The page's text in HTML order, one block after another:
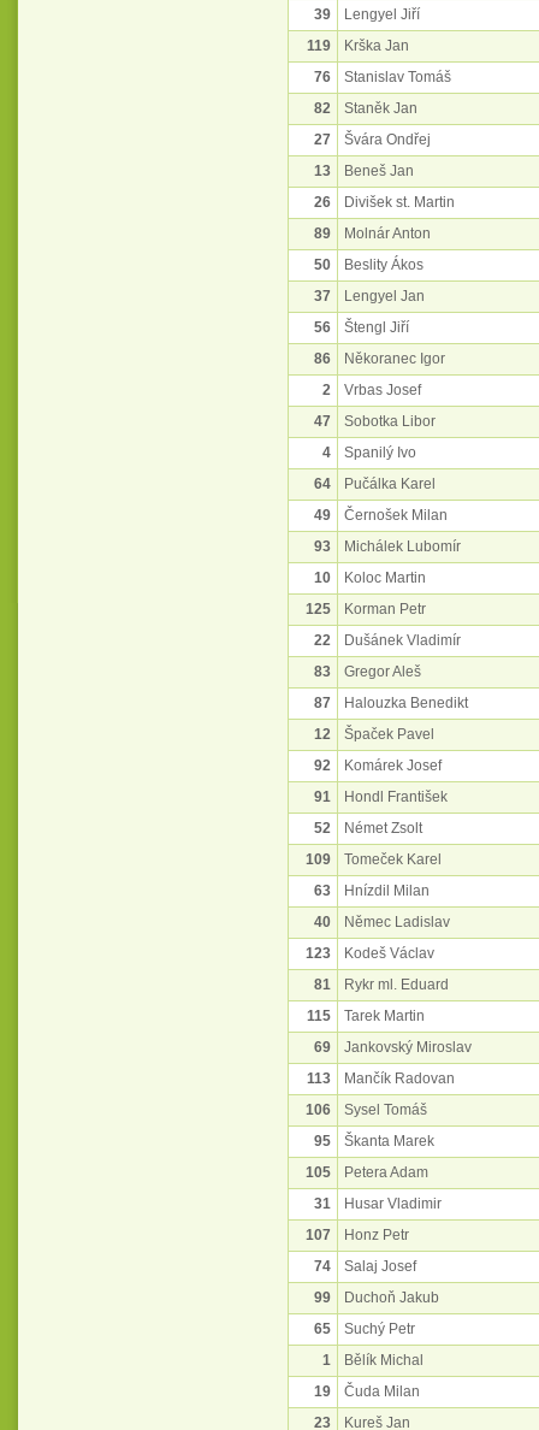
39
Lengyel Jiří
119
Krška Jan
76
Stanislav Tomáš
82
Staněk Jan
27
Švára Ondřej
13
Beneš Jan
26
Divišek st. Martin
89
Molnár Anton
50
Beslity Ákos
37
Lengyel Jan
56
Štengl Jiří
86
Někoranec Igor
2
Vrbas Josef
47
Sobotka Libor
4
Spanilý Ivo
64
Pučálka Karel
49
Černošek Milan
93
Michálek Lubomír
10
Koloc Martin
125
Korman Petr
22
Dušánek Vladimír
83
Gregor Aleš
87
Halouzka Benedikt
12
Špaček Pavel
92
Komárek Josef
91
Hondl František
52
Német Zsolt
109
Tomeček Karel
63
Hnízdil Milan
40
Němec Ladislav
123
Kodeš Václav
81
Rykr ml. Eduard
115
Tarek Martin
69
Jankovský Miroslav
113
Mančík Radovan
106
Sysel Tomáš
95
Škanta Marek
105
Petera Adam
31
Husar Vladimir
107
Honz Petr
74
Salaj Josef
99
Duchoň Jakub
65
Suchý Petr
1
Bělík Michal
19
Čuda Milan
23
Kureš Jan